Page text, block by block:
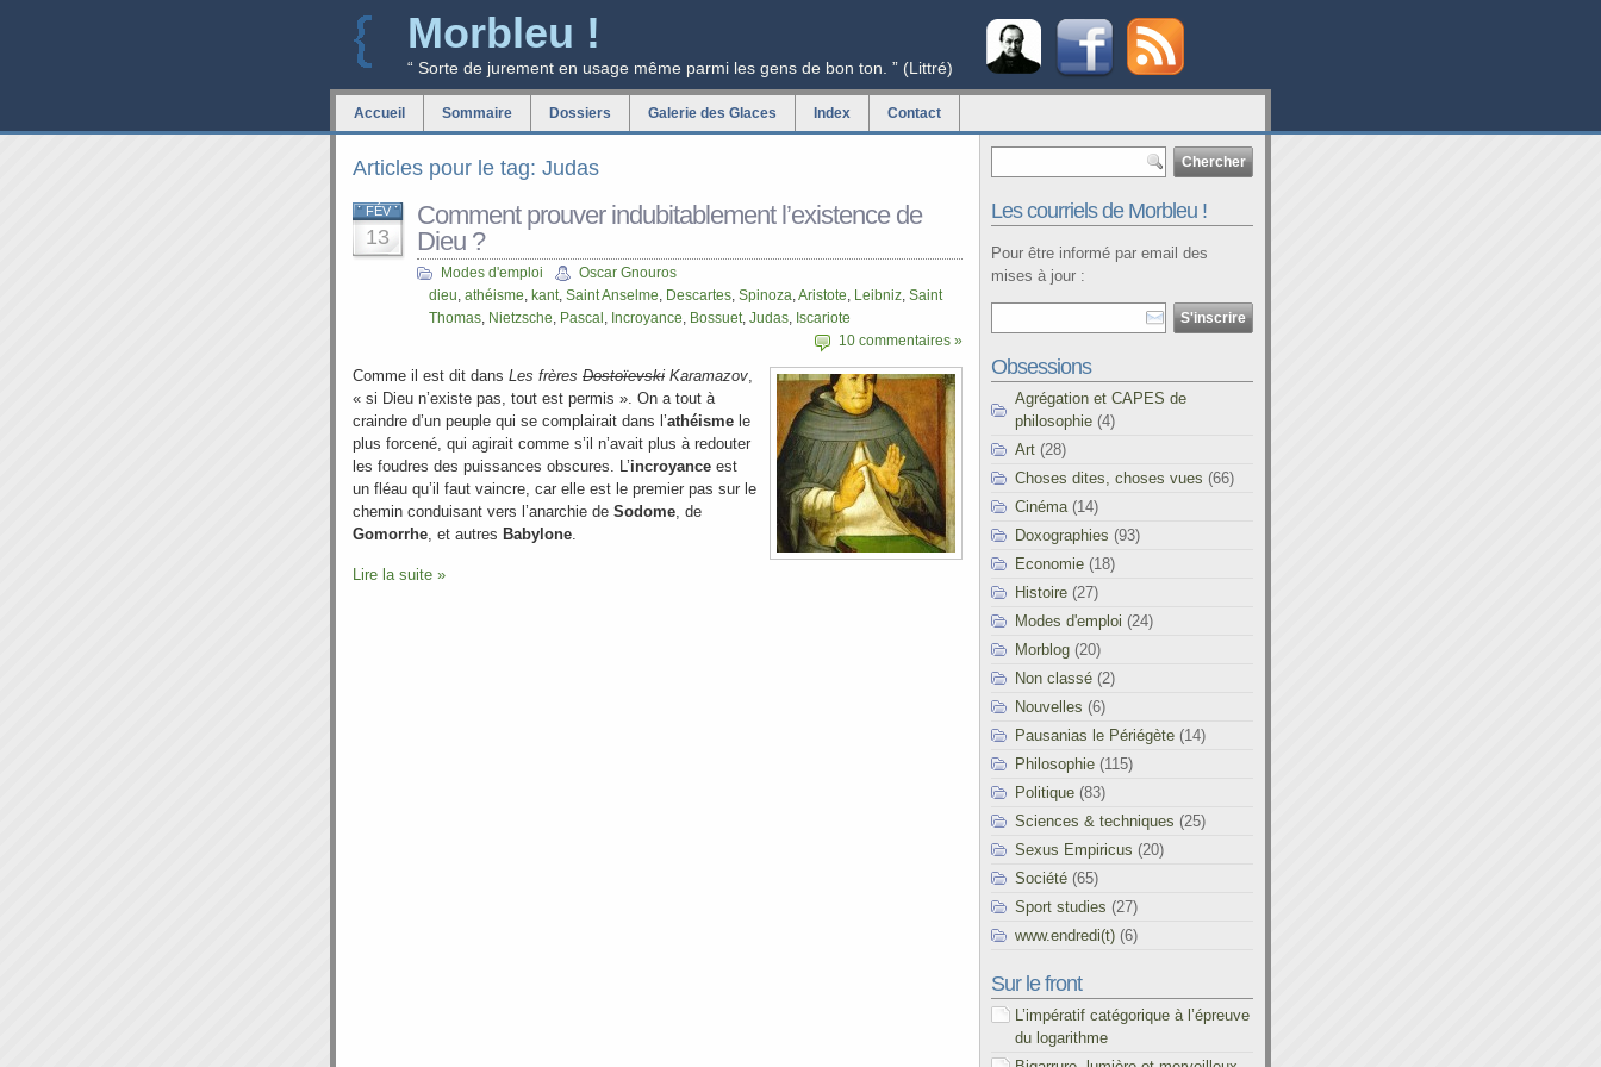
Morbleu !
“ Sorte de jurement en usage même parmi les gens de bon ton. ” (Littré)
Accueil Sommaire Dossiers Galerie des Glaces Index Contact
Articles pour le tag: Judas
FÉV
13
Comment prouver indubitablement l’existence de
Dieu ?
Modes d'emploi
Oscar Gnouros
dieu, athéisme, kant, Saint Anselme, Descartes, Spinoza,Aristote, Leibniz, Saint
Thomas, Nietzsche, Pascal , Incroyance, Bossuet, Judas, Iscariote
10 commentaires »
Comme il est dit dans Les frères Dostoïevski Karamazov,
« si Dieu n’existe pas, tout est permis ». On a tout à
craindre d’un peuple qui se complairait dans l’athéisme le
plus forcené, qui agirait comme s’il n’avait plus à redouter
les foudres des puissances obscures. L’incroyance est
un fléau qu’il faut vaincre, car elle est le premier pas sur le
chemin conduisant vers l’anarchie de Sodome, de
Gomorrhe, et autres Babylone.
Lire la suite »
Les courriels de Morbleu !
Pour être informé par email des
mises à jour :
Obsessions
Agrégation et CAPES de
philosophie (4)
Art (28)
Choses dites, choses vues (66)
Cinéma (14)
Doxographies (93)
Economie (18)
Histoire (27)
Modes d'emploi (24)
Morblog (20)
Non classé (2)
Nouvelles (6)
Pausanias le Périégète (14)
Philosophie (115)
Politique (83)
Sciences & techniques (25)
Sexus Empiricus (20)
Société (65)
Sport studies (27)
www.endredi(t) (6)
Sur le front
L’impératif catégorique à l’épreuve
du logarithme